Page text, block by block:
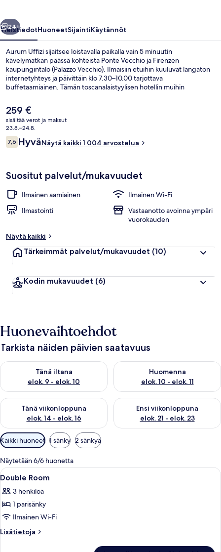
Seuraava
24+
YleistiedotHuoneetSijaintiKäytännöt
Aurum Uffizi sijaitsee loistavalla paikalla vain 5 minuutin
kävelymatkan päässä kohteista Ponte Vecchio ja Firenzen
kaupungintalo (Palazzo Vecchio). Ilmaisiin etuihin kuuluvat langaton
internetyhteys ja päivittäin klo 7.30–10.00 tarjottava
buffetaamiainen. Tämän toscanalaistyylisen hotellin muihin
arvostavat suuresti majoituspaikan avuliasta henkilökuntaa ja hyvää
sijaintia. Majoituspaikka sijaitsee lyhyen kävelymatkan päässä julkisen
liikenteen yhteyksistä: Unitàn raitiovaunupysäkki sijaitsee 14
minuutin kävelymatkan päässä.
Nykyinen
hinta
on
259 €
259 €
sisältää verot ja maksut
23.8.–24.8.
Arvostelut
7,67,6 kautta 10.
HyväNäytä kaikki 1 004 arvostelua
Suositut palvelut/mukavuudet
Ilmainen aamiainen
Ilmainen Wi-Fi
Ilmastointi
Vastaanotto avoinna ympäri
vuorokauden
Näytä kaikki
Tärkeimmät palvelut/mukavuudet (10)
Kodin mukavuudet (6)
Huonevaihtoehdot
Tarkista näiden päivien saatavuus
Tänä iltana
elok. 9 - elok. 10
Tarkista tämän illan saatavuus elok. 9 - elok. 10
Huomenna
elok. 10 - elok. 11
Tarkista huomisen saatavuus
Tänä viikonloppuna
elok. 14 - elok. 16
Tarkista tämän viikonlopun saatavuus elok. 14 - elok. 16
Ensi viikonloppuna
elok. 21 - elok. 23
Tarkista ensi viikonlopun
Huoneille
saatavilla
olevia
suodattimia
Kaikki huoneet 1 sänky 2 sänkyä
Näytetään 6/6 huonetta
Avaa
kaikki
huonetyypin
Double
Room
kuvat
Sänky huoneessa, jossa on ikkuna ja
7
Double Room
3 henkilöä
1 parisänky
Ilmainen Wi-Fi
Lisätietoja
Lisätietoja